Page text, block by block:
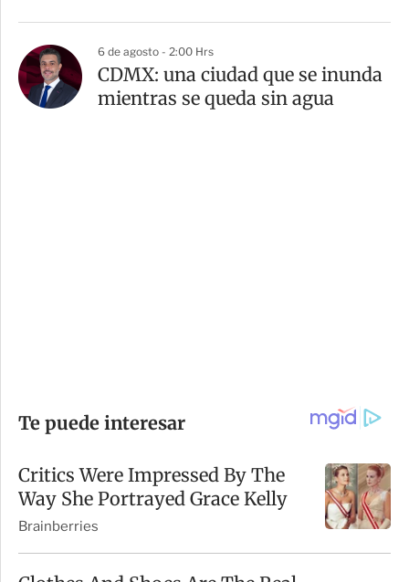
6 de agosto - 2:00 Hrs
CDMX: una ciudad que se inunda
mientras se queda sin agua